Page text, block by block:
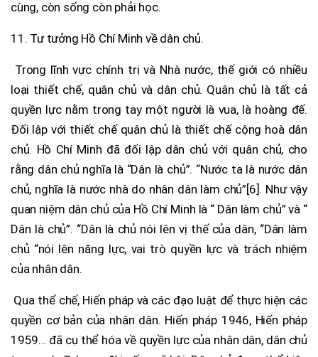
cùng, còn sống còn phải học.
11. Tư tưởng Hồ Chí Minh về dân chủ.
Trong lĩnh vực chính trị và Nhà nước, thế giới có nhiều
loại thiết chế, quân chủ và dân chủ. Quân chủ là tất cả
quyền lực nằm trong tay một người là vua, là hoàng đế.
Đối lập với thiết chế quân chủ là thiết chế cộng hoà dân
chủ. Hồ Chí Minh đã đối lập dân chủ với quân chủ, cho
rằng dân chủ nghĩa là “Dân là chủ”. “Nước ta là nước dân
chủ, nghĩa là nước nhà do nhân dân làm chủ”[6]. Như vậy
quan niệm dân chủ của Hồ Chí Minh là “ Dân làm chủ” và “
Dân là chủ”. “Dân là chủ nói lên vị thế của dân, “Dân làm
chủ “nói lên năng lực, vai trò quyền lực và trách nhiệm
của nhân dân.
Qua thể chế, Hiến pháp và các đạo luật để thực hiện các
quyền cơ bản của nhân dân. Hiến pháp 1946, Hiến pháp
1959… đã cụ thể hóa về quyền lực của nhân dân, dân chủ